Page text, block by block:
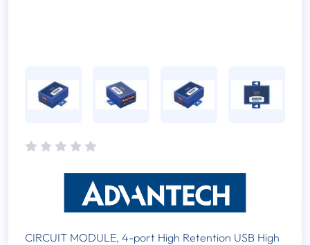
CIRCUIT MODULE, 4-port High Retention USB High